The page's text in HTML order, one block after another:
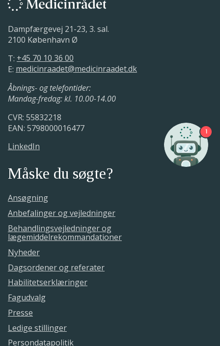
Dampfærgevej 21-23, 3. sal.
2100 København Ø
T: +45 70 10 36 00
E: medicinraadet@medicinraadet.dk
Åbnings- og telefontider:
Mandag-fredag: kl. 10.00-14.00
CVR: 55832218
EAN: 5798000016477
LinkedIn
Måske du søgte?
Ansøgning
Anbefalinger og vejledninger
Behandlingsvejledninger og
lægemiddelrekommandationer
Nyheder
Dagsordener og referater
Habilitetserklæringer
Fagudvalg
Presse
Ledige stillinger
Persondatapolitik
1